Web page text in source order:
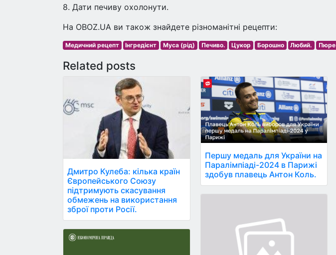
8. Дати печиву охолонути.
На OBOZ.UA ви також знайдете різноманітні рецепти:
Медичний рецепт Інгредієнт Муса (рід) Печиво. Цукор Борошно Любий. Пюре
Related posts
Дмитро Кулеба: кілька країн
Європейського Союзу
підтримують скасування
обмежень на використання
зброї проти Росії.
Першу медаль для України на
Паралімпіаді-2024 в Парижі
здобув плавець Антон Коль.